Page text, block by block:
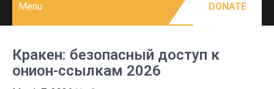
Menu DONATE
Кракен: безопасный доступ к
онион-ссылкам 2026